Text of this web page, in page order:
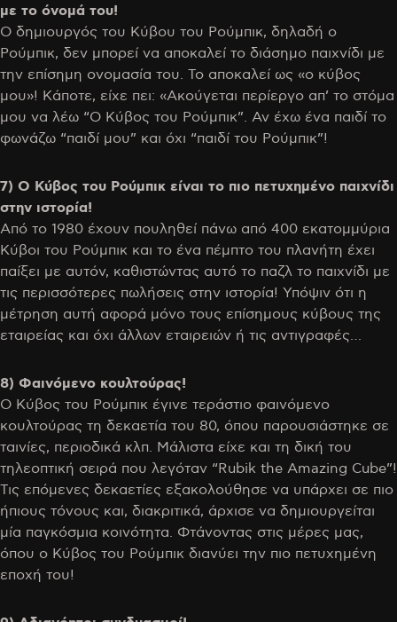
με το όνομά του!
Ο δημιουργός του Κύβου του Ρούμπικ, δηλαδή ο
Ρούμπικ, δεν μπορεί να αποκαλεί το διάσημο παιχνίδι με
την επίσημη ονομασία του. Το αποκαλεί ως «ο κύβος
μου»! Κάποτε, είχε πει: «Ακούγεται περίεργο απ’ το στόμα
μου να λέω “Ο Κύβος του Ρούμπικ”. Αν έχω ένα παιδί το
φωνάζω “παιδί μου” και όχι “παιδί του Ρούμπικ”!
7) Ο Κύβος του Ρούμπικ είναι το πιο πετυχημένο παιχνίδι
στην ιστορία!
Από το 1980 έχουν πουληθεί πάνω από 400 εκατομμύρια
Κύβοι του Ρούμπικ και το ένα πέμπτο του πλανήτη έχει
παίξει με αυτόν, καθιστώντας αυτό το παζλ το παιχνίδι με
τις περισσότερες πωλήσεις στην ιστορία! Υπόψιν ότι η
μέτρηση αυτή αφορά μόνο τους επίσημους κύβους της
εταιρείας και όχι άλλων εταιρειών ή τις αντιγραφές…
8) Φαινόμενο κουλτούρας!
Ο Κύβος του Ρούμπικ έγινε τεράστιο φαινόμενο
κουλτούρας τη δεκαετία του 80, όπου παρουσιάστηκε σε
ταινίες, περιοδικά κλπ. Μάλιστα είχε και τη δική του
τηλεοπτική σειρά που λεγόταν “Rubik the Amazing Cube”!
Τις επόμενες δεκαετίες εξακολούθησε να υπάρχει σε πιο
ήπιους τόνους και, διακριτικά, άρχισε να δημιουργείται
μία παγκόσμια κοινότητα. Φτάνοντας στις μέρες μας,
όπου ο Κύβος του Ρούμπικ διανύει την πιο πετυχημένη
εποχή του!